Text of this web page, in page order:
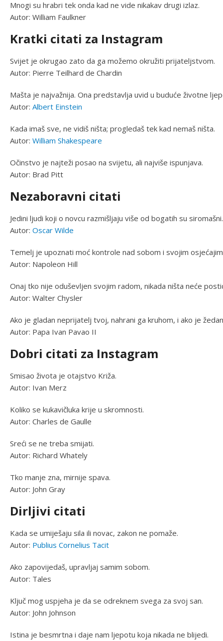
Mnogi su hrabri tek onda kad ne vide nikakav drugi izlaz.
Autor: William Faulkner
Kratki citati za Instagram
Svijet je okrugao zato da ga možemo okružiti prijateljstvom.
Autor: Pierre Teilhard de Chardin
Mašta je najvažnija. Ona predstavlja uvid u buduće životne
Autor: Albert Einstein
Kada imaš sve, ne vidiš ništa; progledaš tek kad nemaš ništa.
Autor: William Shakespeare
Očinstvo je najteži posao na svijetu, ali najviše ispunjava.
Autor: Brad Pitt
Nezaboravni citati
Jedini ljudi koji o novcu razmišljaju više od bogatih su siromašni.
Autor: Oscar Wilde
Temelj je upoznati moć kontrole nad sobom i svojim
Autor: Napoleon Hill
Onaj tko nije oduševljen svojim radom, nikada ništa neće
Autor: Walter Chysler
Ako je gladan neprijatelj tvoj, nahrani ga kruhom, i ako je
Autor: Papa Ivan Pavao II
Dobri citati za Instagram
Smisao života je otajstvo Križa.
Autor: Ivan Merz
Koliko se kukavičluka krije u skromnosti.
Autor: Charles de Gaulle
Sreći se ne treba smijati.
Autor: Richard Whately
Tko manje zna, mirnije spava.
Autor: John Gray
Dirljivi citati
Kada se umiješaju sila ili novac, zakon ne pomaže.
Autor: Publius Cornelius Tacit
Ako zapovijedaš, upravljaj samim sobom.
Autor: Tales
Ključ mog uspjeha je da se odreknem svega za svoj san.
Autor: John Johnson
Istina je besmrtna i daje nam ljepotu koja nikada ne blijedi.